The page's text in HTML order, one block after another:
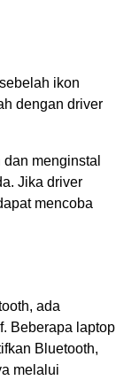
ikon
dengan driver
menginstal
Jika driver
mencoba
ada
Beberapa laptop
Bluetooth,
melalui